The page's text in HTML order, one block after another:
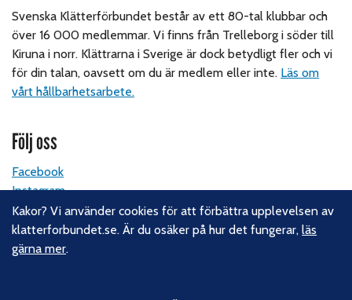
Svenska Klätterförbundet består av ett 80-tal klubbar och
över 16 000 medlemmar. Vi finns från Trelleborg i söder till
Kiruna i norr. Klättrarna i Sverige är dock betydligt fler och vi
för din talan, oavsett om du är medlem eller inte. Läs om
vårt hållbarhetsarbete.
Följ oss
Facebook
Instagram
Linkedin
Nyhetsbrev
Kakor? Vi använder cookies för att förbättra upplevelsen av
klatterforbundet.se. Är du osäker på hur det fungerar,läs
gärna mer.